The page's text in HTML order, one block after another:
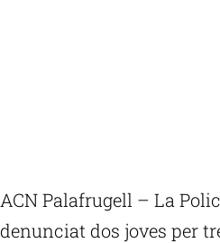
ACN Palafrugell – La
denunciat dos joves per